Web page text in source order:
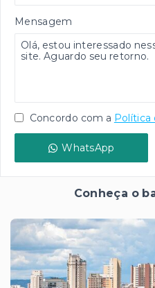
Mensagem
Concordo com a Política
WhatsApp
Conheça o